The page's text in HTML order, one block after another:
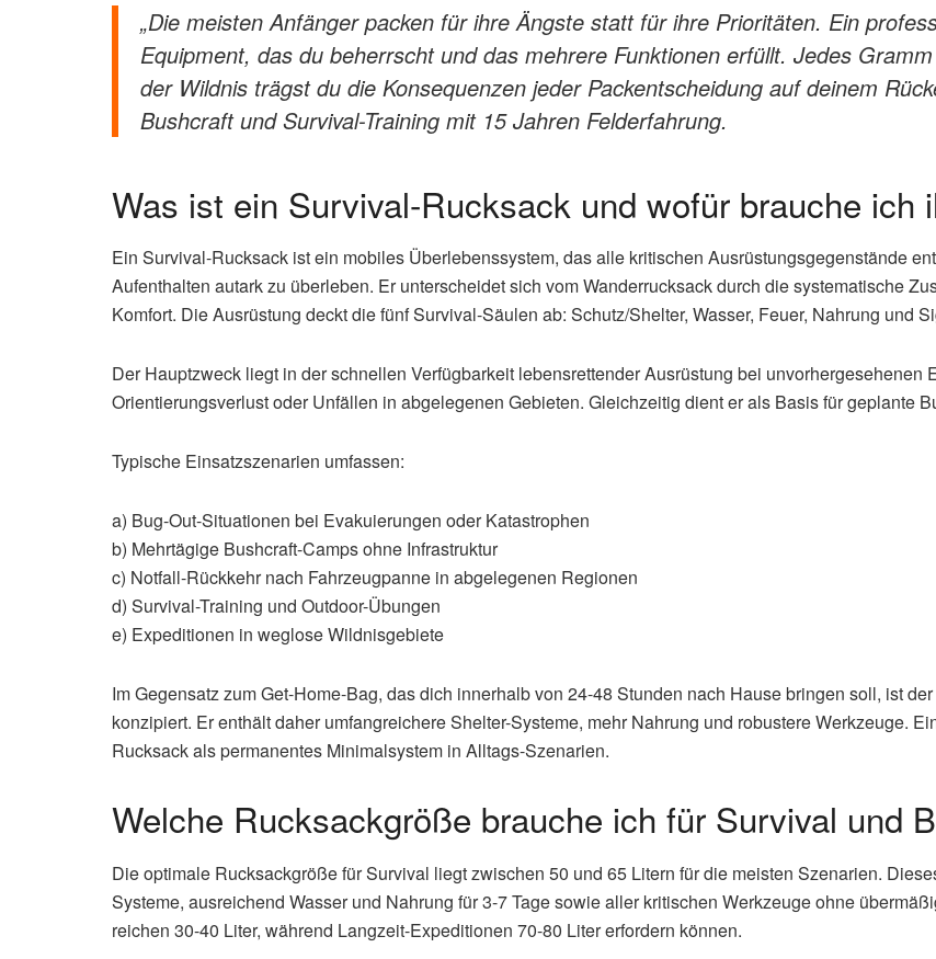
„Die meisten Anfänger packen für ihre Ängste statt für ihre Prioritäten. Ein
Equipment, das du beherrscht und das mehrere Funktionen erfüllt. Jedes
der Wildnis trägst du die Konsequenzen jeder Packentscheidung auf deinem
Bushcraft und Survival-Training mit 15 Jahren Felderfahrung.
Was ist ein Survival-Rucksack und wofür brauche ich
Ein Survival-Rucksack ist ein mobiles Überlebenssystem, das alle kritischen Ausrüstungsgegenstände
Aufenthalten autark zu überleben. Er unterscheidet sich vom Wanderrucksack durch die systematische
Komfort. Die Ausrüstung deckt die fünf Survival-Säulen ab: Schutz/Shelter, Wasser, Feuer, Nahrung und
Der Hauptzweck liegt in der schnellen Verfügbarkeit lebensrettender Ausrüstung bei unvorhergesehenen
Orientierungsverlust oder Unfällen in abgelegenen Gebieten. Gleichzeitig dient er als Basis für geplante
Typische Einsatzszenarien umfassen:
a) Bug-Out-Situationen bei Evakuierungen oder Katastrophen
b) Mehrtägige Bushcraft-Camps ohne Infrastruktur
c) Notfall-Rückkehr nach Fahrzeugpanne in abgelegenen Regionen
d) Survival-Training und Outdoor-Übungen
e) Expeditionen in weglose Wildnisgebiete
Im Gegensatz zum Get-Home-Bag, das dich innerhalb von 24-48 Stunden nach Hause bringen soll, ist
konzipiert. Er enthält daher umfangreichere Shelter-Systeme, mehr Nahrung und robustere Werkzeuge.
Rucksack als permanentes Minimalsystem in Alltags-Szenarien.
Welche Rucksackgröße brauche ich für Survival und
Die optimale Rucksackgröße für Survival liegt zwischen 50 und 65 Litern für die meisten Szenarien.
Systeme, ausreichend Wasser und Nahrung für 3-7 Tage sowie aller kritischen Werkzeuge ohne
reichen 30-40 Liter, während Langzeit-Expeditionen 70-80 Liter erfordern können.